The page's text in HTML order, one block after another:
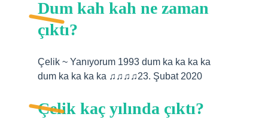
Dum kah kah ne zaman
çıktı?
Çelik ~ Yanıyorum 1993 dum ka ka ka ka
dum ka ka ka ka ♫♫♫♫23. Şubat 2020
Çelik kaç yılında çıktı?